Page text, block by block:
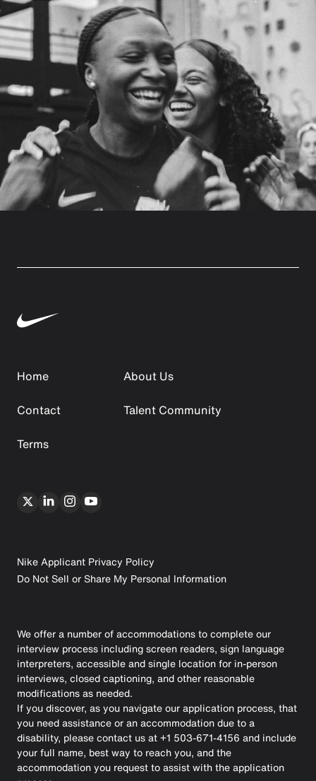
Home
About Us
Contact
Talent Community
Terms
Nike Applicant Privacy Policy
Do Not Sell or Share My Personal Information
We offer a number of accommodations to complete our
interview process including screen readers, sign language
interpreters, accessible and single location for in-person
interviews, closed captioning, and other reasonable
modifications as needed.
If you discover, as you navigate our application process, that
you need assistance or an accommodation due to a
disability, please contact us at +1 503-671-4156 and include
your full name, best way to reach you, and the
accommodation you request to assist with the application